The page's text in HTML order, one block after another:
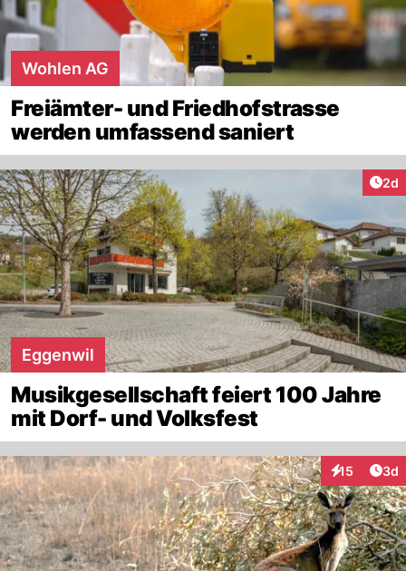
Wohlen AG
Freiämter- und Friedhofstrasse
werden umfassend saniert
2d
Eggenwil
Musikgesellschaft feiert 100 Jahre
mit Dorf- und Volksfest
15
Interaktionen
3d